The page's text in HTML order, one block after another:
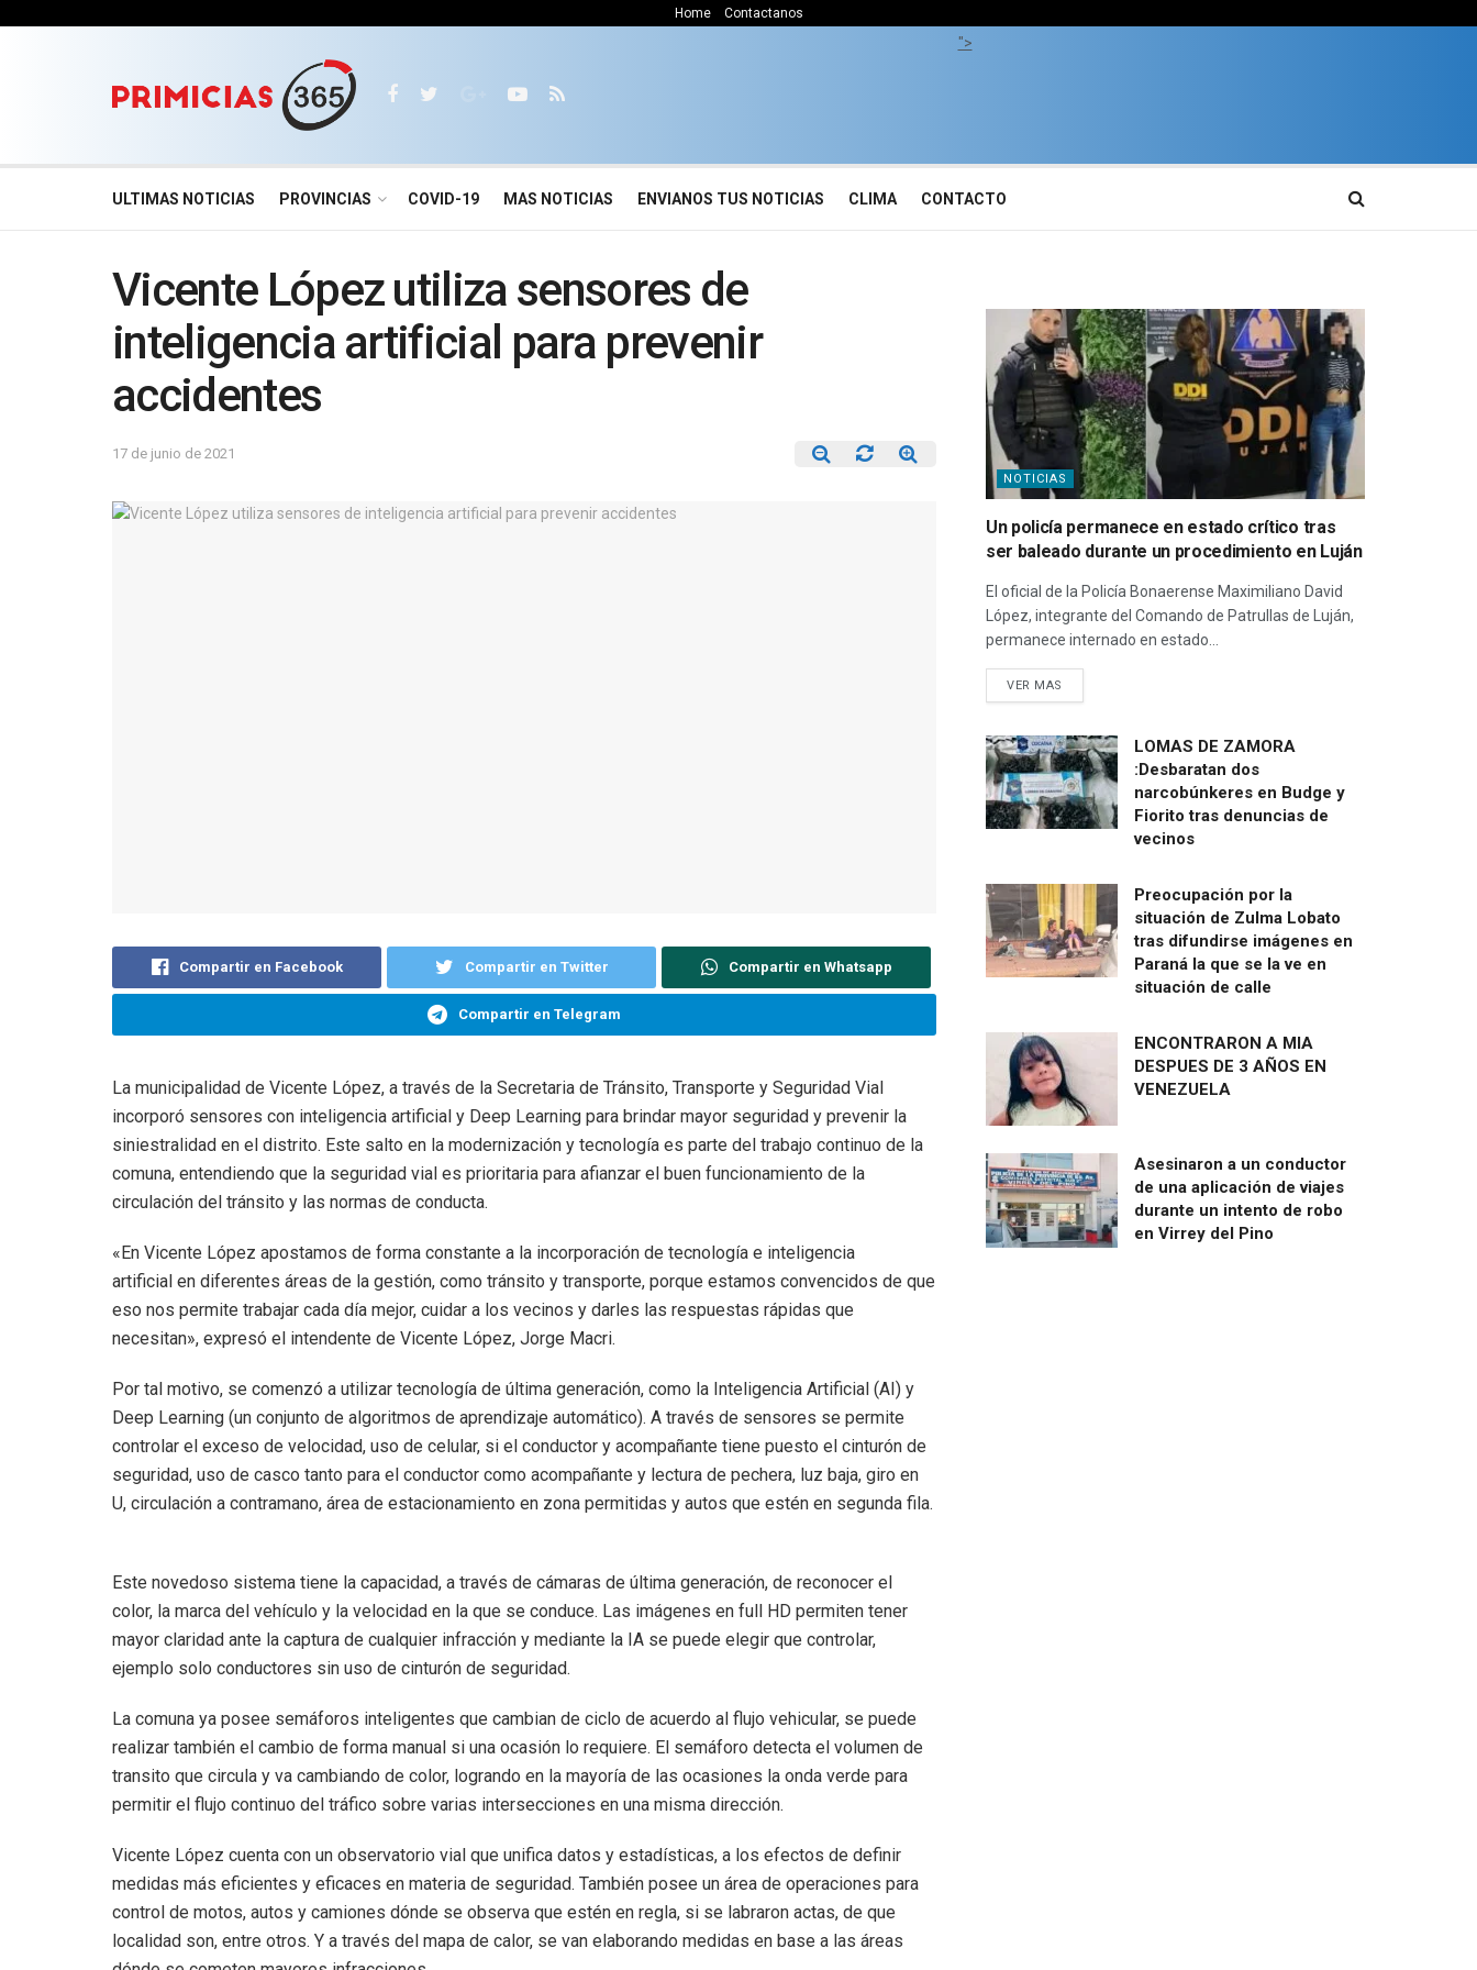
Home Contactanos
">
ULTIMAS NOTICIAS PROVINCIAS COVID-19 MAS NOTICIAS ENVIANOS TUS NOTICIAS CLIMA CONTACTO
Vicente López utiliza sensores de
inteligencia artificial para prevenir
accidentes
17 de junio de 2021
Compartir en Facebook Compartir en Twitter Compartir en Whatsapp
Compartir en Telegram
La municipalidad de Vicente López, a través de la Secretaria de Tránsito, Transporte y Seguridad Vial
incorporó sensores con inteligencia artificial y Deep Learning para brindar mayor seguridad y prevenir la
siniestralidad en el distrito. Este salto en la modernización y tecnología es parte del trabajo continuo de la
comuna, entendiendo que la seguridad vial es prioritaria para afianzar el buen funcionamiento de la
circulación del tránsito y las normas de conducta.
«En Vicente López apostamos de forma constante a la incorporación de tecnología e inteligencia
artificial en diferentes áreas de la gestión, como tránsito y transporte, porque estamos convencidos de que
eso nos permite trabajar cada día mejor, cuidar a los vecinos y darles las respuestas rápidas que
necesitan», expresó el intendente de Vicente López, Jorge Macri.
Por tal motivo, se comenzó a utilizar tecnología de última generación, como la Inteligencia Artificial (AI) y
Deep Learning (un conjunto de algoritmos de aprendizaje automático). A través de sensores se permite
controlar el exceso de velocidad, uso de celular, si el conductor y acompañante tiene puesto el cinturón de
seguridad, uso de casco tanto para el conductor como acompañante y lectura de pechera, luz baja, giro en
U, circulación a contramano, área de estacionamiento en zona permitidas y autos que estén en segunda fila.
Este novedoso sistema tiene la capacidad, a través de cámaras de última generación, de reconocer el
color, la marca del vehículo y la velocidad en la que se conduce. Las imágenes en full HD permiten tener
mayor claridad ante la captura de cualquier infracción y mediante la IA se puede elegir que controlar,
ejemplo solo conductores sin uso de cinturón de seguridad.
La comuna ya posee semáforos inteligentes que cambian de ciclo de acuerdo al flujo vehicular, se puede
realizar también el cambio de forma manual si una ocasión lo requiere. El semáforo detecta el volumen de
transito que circula y va cambiando de color, logrando en la mayoría de las ocasiones la onda verde para
permitir el flujo continuo del tráfico sobre varias intersecciones en una misma dirección.
Vicente López cuenta con un observatorio vial que unifica datos y estadísticas, a los efectos de definir
medidas más eficientes y eficaces en materia de seguridad. También posee un área de operaciones para
control de motos, autos y camiones dónde se observa que estén en regla, si se labraron actas, de que
localidad son, entre otros. Y a través del mapa de calor, se van elaborando medidas en base a las áreas
NOTICIAS
Un policía permanece en estado crítico tras
ser baleado durante un procedimiento en Luján
El oficial de la Policía Bonaerense Maximiliano David
López, integrante del Comando de Patrullas de Luján,
permanece internado en estado...
VER MAS
LOMAS DE ZAMORA
:Desbaratan dos
narcobúnkeres en Budge y
Fiorito tras denuncias de
vecinos
Preocupación por la
situación de Zulma Lobato
tras difundirse imágenes en
Paraná la que se la ve en
situación de calle
ENCONTRARON A MIA
DESPUES DE 3 AÑOS EN
VENEZUELA
Asesinaron a un conductor
de una aplicación de viajes
durante un intento de robo
en Virrey del Pino